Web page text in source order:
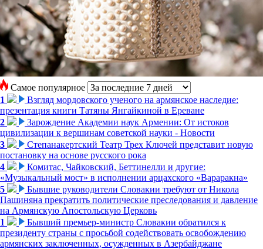
Самое популярное
1
Взгляд мордовского ученого на армянское наследие:
презентация книги Татяны Янгайкиной в Ереване
2
Зарождение Академии наук Армении: От истоков
цивилизации к вершинам советской науки - Новости
3
Степанакертский Театр Трех Ключей представит новую
постановку на основе русского рока
4
Комитас, Чайковский, Беттинелли и другие:
«Музыкальный мост» в исполнении арцахского «Вараракна»
5
Бывшие руководители Словакии требуют от Никола
Пашиняна прекратить политические преследования и давление
на Армянскую Апостольскую Церковь
1
Бывший премьер-министр Словакии обратился к
президенту страны с просьбой содействовать освобождению
армянских заключенных, осужденных в Азербайджане